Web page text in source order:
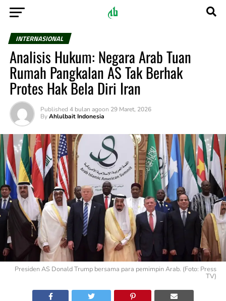
INTERNASIONAL
Analisis Hukum: Negara Arab Tuan
Rumah Pangkalan AS Tak Berhak
Protes Hak Bela Diri Iran
Published 4 bulan agoon 29 Maret, 2026
By Ahlulbait Indonesia
Presiden AS Donald Trump bersama para pemimpin Arab. (Foto: Press
TV)